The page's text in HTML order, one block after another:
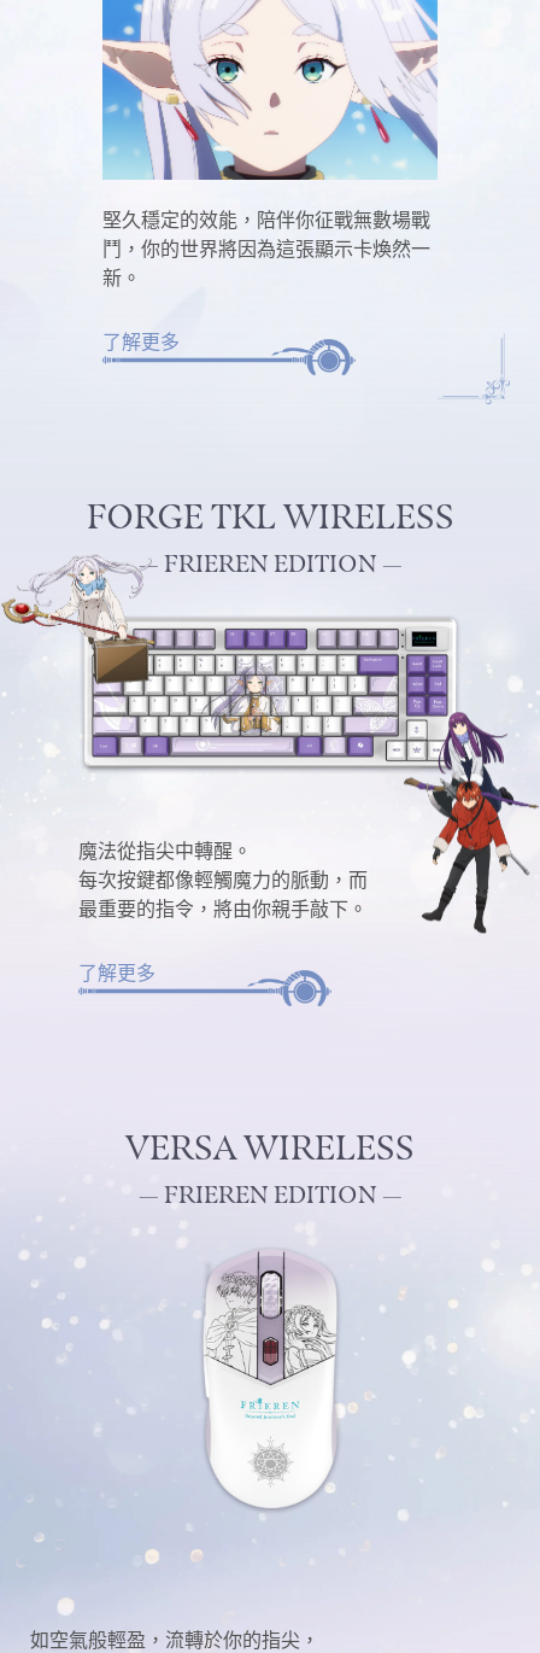
堅久穩定的效能，陪伴你征戰無數場戰
鬥，你的世界將因為這張顯示卡煥然一
新。
了解更多
FORGE TKL WIRELESS
— FRIEREN EDITION —
魔法從指尖中轉醒。
每次按鍵都像輕觸魔力的脈動，而
最重要的指令，將由你親手敲下。
了解更多
VERSA WIRELESS
— FRIEREN EDITION —
如空氣般輕盈，流轉於你的指尖，